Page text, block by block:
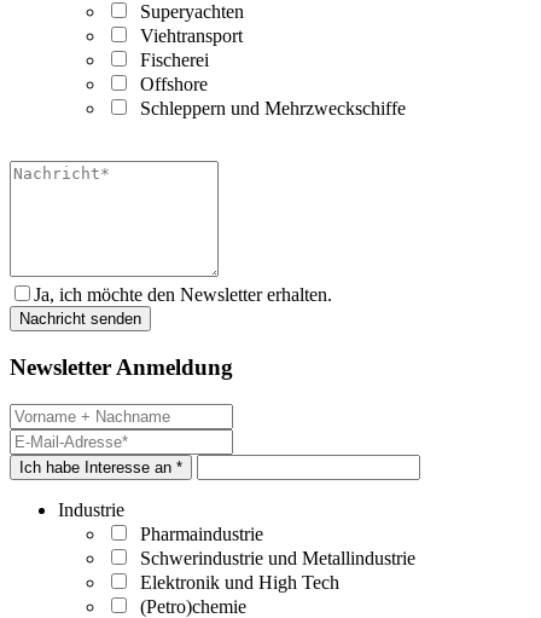
Superyachten
Viehtransport
Fischerei
Offshore
Schleppern und Mehrzweckschiffe
Ja, ich möchte den Newsletter erhalten.
Newsletter Anmeldung
Ich habe Interesse an *
Industrie
Pharmaindustrie
Schwerindustrie und Metallindustrie
Elektronik und High Tech
(Petro)chemie